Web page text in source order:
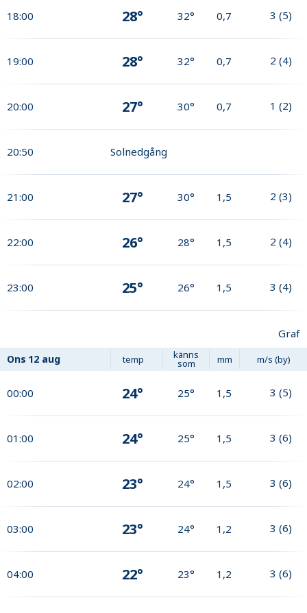
18:00 28° 32° 0,7 3 (5)
19:00 28° 32° 0,7 2 (4)
20:00 27° 30° 0,7 1 (2)
20:50 Solnedgång
21:00 27° 30° 1,5 2 (3)
22:00 26° 28° 1,5 2 (4)
23:00 25° 26° 1,5 3 (4)
Graf
Ons 12 aug temp känns
som mm m/s (by)
00:00 24° 25° 1,5 3 (5)
01:00 24° 25° 1,5 3 (6)
02:00 23° 24° 1,5 3 (6)
03:00 23° 24° 1,2 3 (6)
04:00 22° 23° 1,2 3 (6)